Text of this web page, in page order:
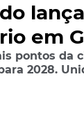
lança
em
pontos da
2028.